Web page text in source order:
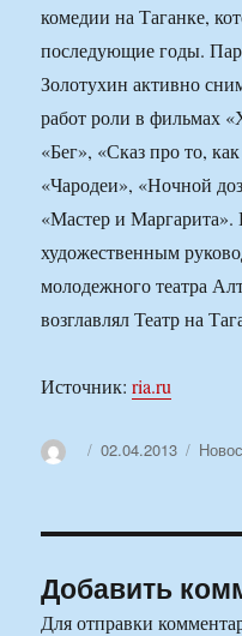
комедии на Таганке,
последующие годы.
Золотухин активно
работ роли в фильмах
«Бег», «Сказ про то,
«Чародеи», «Ночной
«Мастер и Маргарита».
художественным
молодежного театра
возглавлял Театр на
Источник:ria.ru
АвторОпубликовано
02.04.2013
Добавить
Для отправки